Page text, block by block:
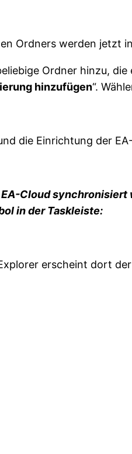
Ordners werden jetzt
Ordner hinzu,
hinzufügen“.
die Einrichtung der
EA-Cloud
in der Taskleiste:
erscheint dort